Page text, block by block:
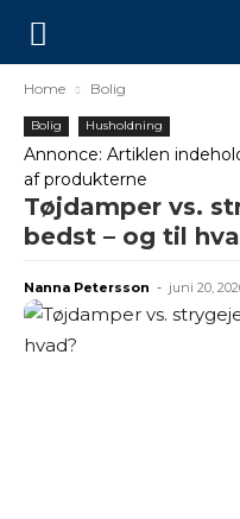
Home Bolig
Bolig Husholdning
Annonce: Artiklen
af produkterne
Tøjdamper vs.
bedst – og til
Nanna Petersson - juni 20,